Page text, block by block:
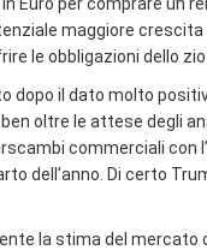
maggiore
le obbligazioni dello zio
dopo il dato molto
oltre le attese degli
commerciali con
dell’anno. Di certo
la stima del mercato